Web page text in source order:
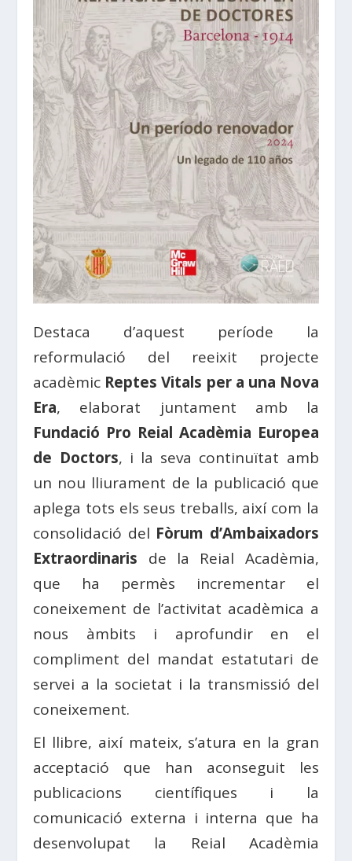
Destaca d’aquest període la
reformulació del reeixit projecte
acadèmic Reptes Vitals per a una Nova
Era, elaborat juntament amb la
Fundació Pro Reial Acadèmia Europea
de Doctors, i la seva continuïtat amb
un nou lliurament de la publicació que
aplega tots els seus treballs, així com la
consolidació del Fòrum d’Ambaixadors
Extraordinaris de la Reial Acadèmia,
que ha permès incrementar el
coneixement de l’activitat acadèmica a
nous àmbits i aprofundir en el
compliment del mandat estatutari de
servei a la societat i la transmissió del
coneixement.
El llibre, així mateix, s’atura en la gran
acceptació que han aconseguit les
publicacions científiques i la
comunicació externa i interna que ha
desenvolupat la Reial Acadèmia